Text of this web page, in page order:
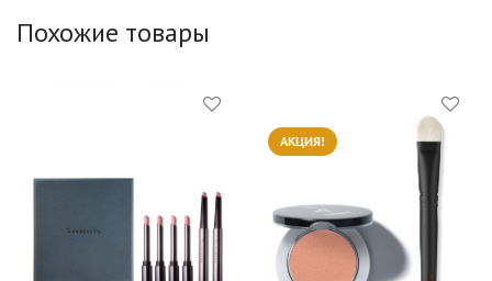
Похожие товары
АКЦИЯ!